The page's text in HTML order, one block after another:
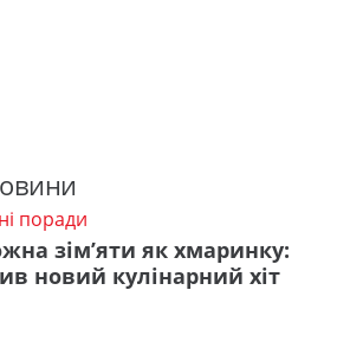
поради
зім’яти як хмаринку:
новий кулінарний хіт